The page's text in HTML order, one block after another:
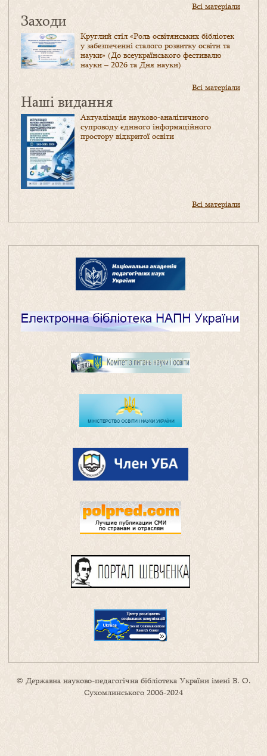
Всі матеріали
Заходи
Круглий стіл «Роль освітянських бібліотек
у забезпеченні сталого розвитку освіти та
науки» (До всеукраїнського фестивалю
науки – 2026 та Дня науки)
Всі матеріали
Наші видання
Актуалізація науково-аналітичного
супроводу єдиного інформаційного
простору відкритої освіти
Всі матеріали
© Державна науково-педагогічна бібліотека України імені В. О.
Сухомлинського 2006-2024